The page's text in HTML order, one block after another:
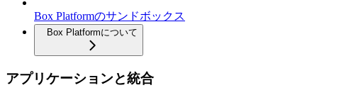
Box Platformのサンドボックス
Box Platformについて
アプリケーションと統合